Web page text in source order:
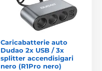
Caricabatterie auto
Dudao 2x USB / 3x
splitter accendisigari
nero (R1Pro nero)